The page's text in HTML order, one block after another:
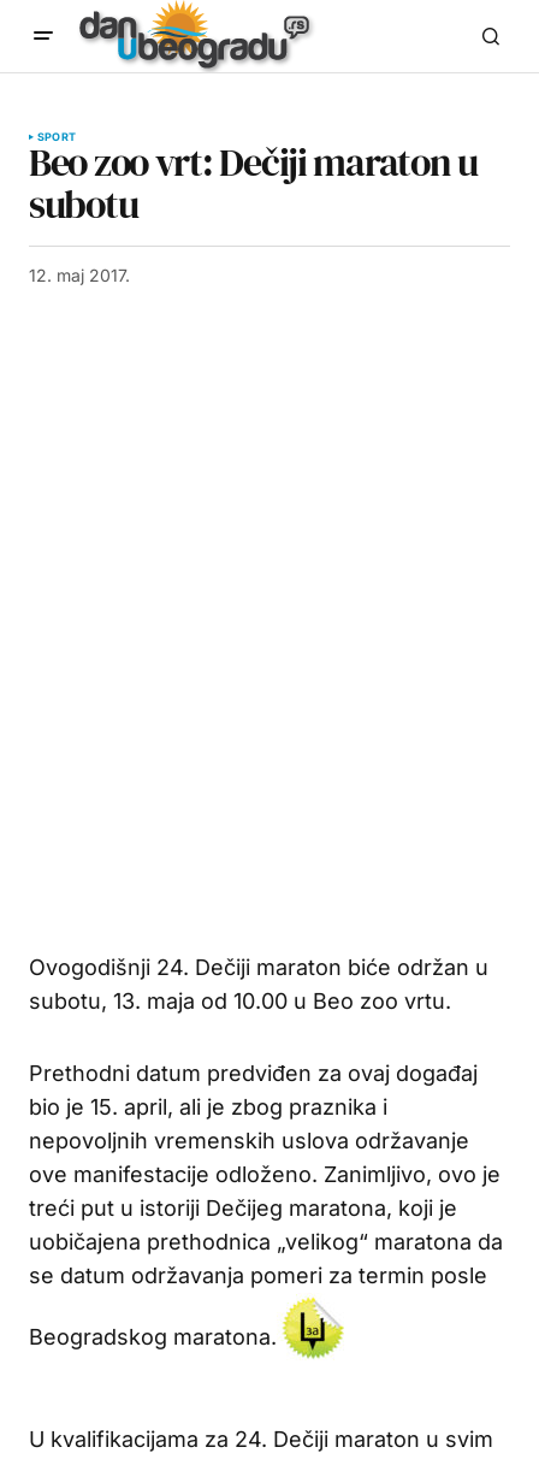
SPORT
Beo zoo vrt: Dečiji maraton u
subotu
12. maj 2017.
Ovogodišnji 24. Dečiji maraton biće održan u
subotu, 13. maja od 10.00 u Beo zoo vrtu.
Prethodni datum predviđen za ovaj događaj
bio je 15. april, ali je zbog praznika i
nepovoljnih vremenskih uslova održavanje
ove manifestacije odloženo. Zanimljivo, ovo je
treći put u istoriji Dečijeg maratona, koji je
uobičajena prethodnica „velikog“ maratona da
se datum održavanja pomeri za termin posle
Beogradskog maratona.
U kvalifikacijama za 24. Dečiji maraton u svim